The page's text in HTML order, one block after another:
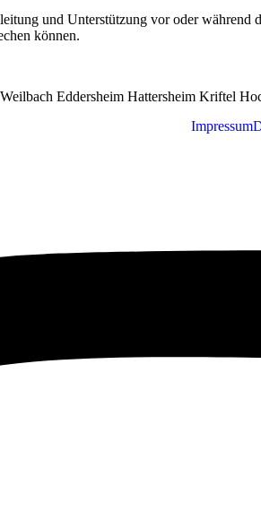
und Unterstützung vor oder
können.
Eddersheim Hattersheim Kriftel
Impressum